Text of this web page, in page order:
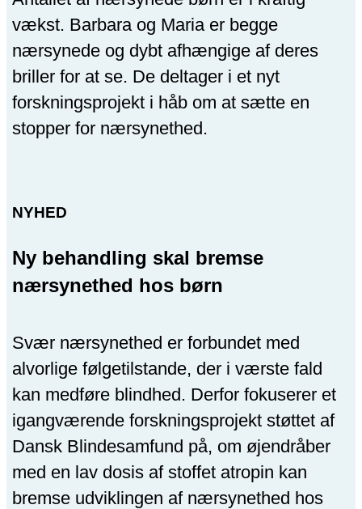
vækst. Barbara og Maria er begge
nærsynede og dybt afhængige af deres
briller for at se. De deltager i et nyt
forskningsprojekt i håb om at sætte en
stopper for nærsynethed.
NYHED
Ny behandling skal bremse
nærsynethed hos børn
Svær nærsynethed er forbundet med
alvorlige følgetilstande, der i værste fald
kan medføre blindhed. Derfor fokuserer et
igangværende forskningsprojekt støttet af
Dansk Blindesamfund på, om øjendråber
med en lav dosis af stoffet atropin kan
bremse udviklingen af nærsynethed hos